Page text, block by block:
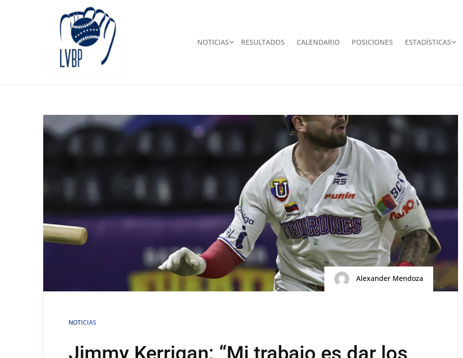
NOTICIAS RESULTADOS CALENDARIO POSICIONES ESTADÍSTICAS
Alexander Mendoza
NOTICIAS